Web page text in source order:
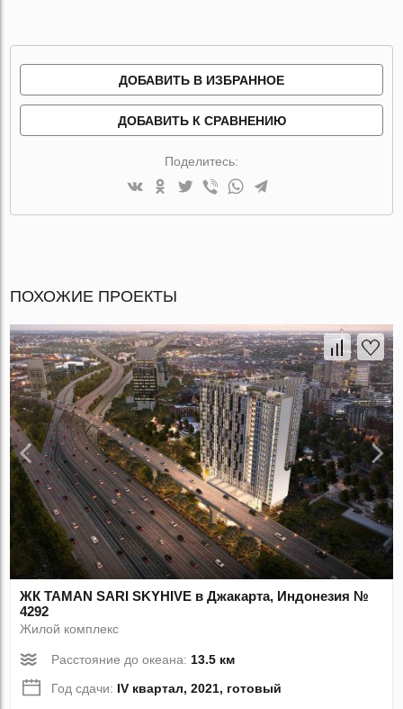
ДОБАВИТЬ В ИЗБРАННОЕ
ДОБАВИТЬ К СРАВНЕНИЮ
Поделитесь:
ПОХОЖИЕ ПРОЕКТЫ
ЖК TAMAN SARI SKYHIVE в Джакарта, Индонезия №
4292
Жилой комплекс
Расстояние до океана:13.5 км
Год сдачи: IV квартал, 2021, готовый